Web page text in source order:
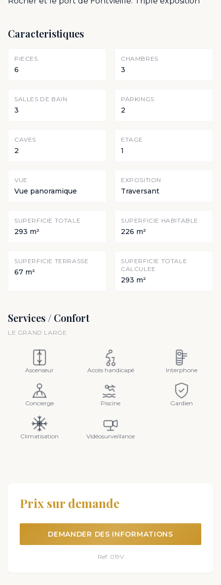
Caracteristiques
PIECES
6
CHAMBRES
3
SALLES DE BAIN
3
PARKINGS
2
CAVES
2
ETAGE
1
VUE
Vue panoramique
EXPOSITION
Traversant
SUPERFICIE TOTALE
293 m²
SUPERFICIE HABITABLE
226 m²
SUPERFICIE TERRASSE
67 m²
SUPERFICIE TOTALE
CALCULEE
293 m²
Services / Confort
LE GRAND LARGE
Ascenseur Accès handicapé Interphone
Concierge Piscine Gardien
Climatisation Vidéosurveillance
Prix sur demande
DEMANDER DES INFORMATIONS
Ref: 019V